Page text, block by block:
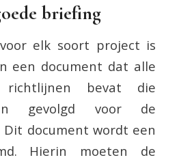
briefing
elk soort project is
een document dat alle
bevat die
gevolgd voor de
document wordt een
Hierin moeten de